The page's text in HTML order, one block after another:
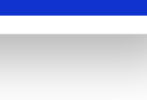
gösterilmeyecektir."
kullanılmaktadır. Bu
sunulması
ve sizlere yönelik